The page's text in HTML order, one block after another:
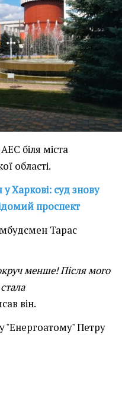
біля міста
області.
у Харкові: суд знову
проспект
Тарас
менше! Після мого
він.
"Енергоатому" Петру